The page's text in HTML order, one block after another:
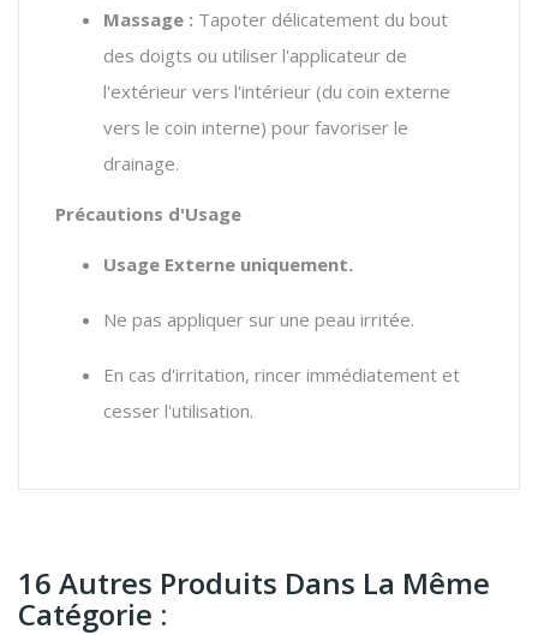
Massage : Tapoter délicatement du bout
des doigts ou utiliser l'applicateur de
l'extérieur vers l'intérieur (du coin externe
vers le coin interne) pour favoriser le
drainage.
Précautions d'Usage
Usage Externe uniquement.
Ne pas appliquer sur une peau irritée.
En cas d'irritation, rincer immédiatement et
cesser l'utilisation.
16 Autres Produits Dans La Même
Catégorie :